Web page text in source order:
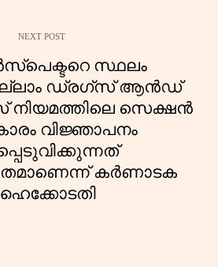
NEXT POST
സ്ഥലം
ഡ്രഗ്സ് ആൻഡ്
നിയമത്തിലെ സെക്ഷൻ
വിജ്ഞാപനം
കർണാടക